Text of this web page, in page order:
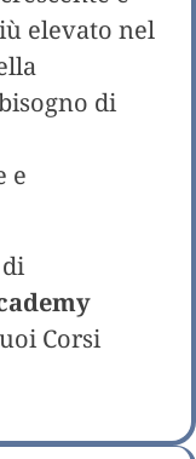
elevato nel
di
e
Corsi